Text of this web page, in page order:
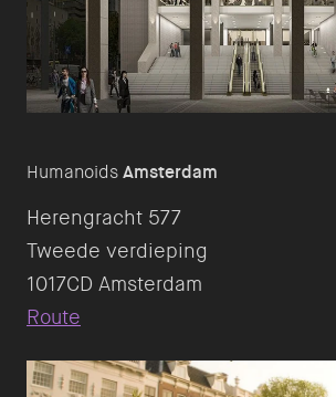
HumanoidsAmsterdam
Herengracht 577
Tweede verdieping
Route